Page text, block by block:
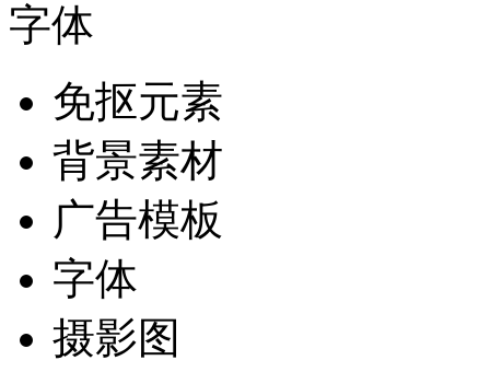
字体
免抠元素
背景素材
广告模板
字体
摄影图